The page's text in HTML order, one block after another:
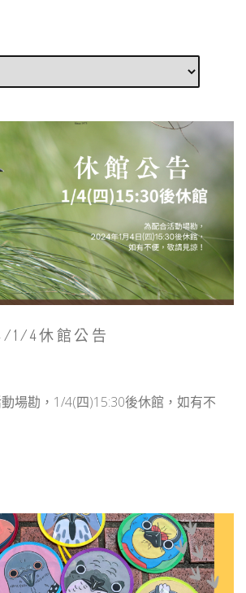
1/4休館公告
動場勘，1/4(四)15:30後休館，如有不